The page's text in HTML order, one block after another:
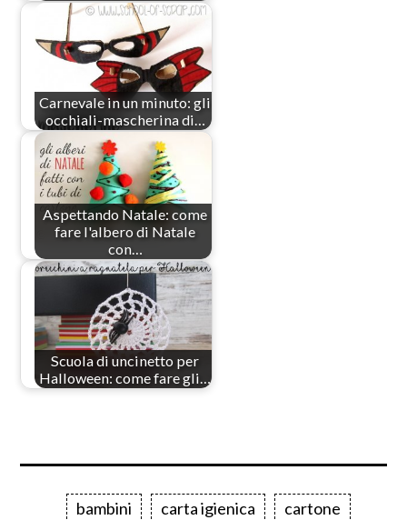
Carnevale in un minuto: gli
occhiali-mascherina di…
Aspettando Natale: come
fare l'albero di Natale
con…
Scuola di uncinetto per
Halloween: come fare gli…
bambini carta igienica
cartone